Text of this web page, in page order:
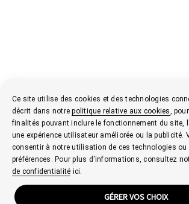
Ce site utilise des cookies et des technologies
décrit dans notrepolitique relative aux cookies,
finalités pouvant inclure le fonctionnement du site,
une expérience utilisateur améliorée ou la publicité.
consentir à notre utilisation de ces technologies ou
préférences. Pour plus d'informations, consultez
de confidentialité ici.
GÉRER VOS CHOIX